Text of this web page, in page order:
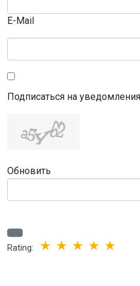
E-Mail
Подписаться на
Обновить
Rating: